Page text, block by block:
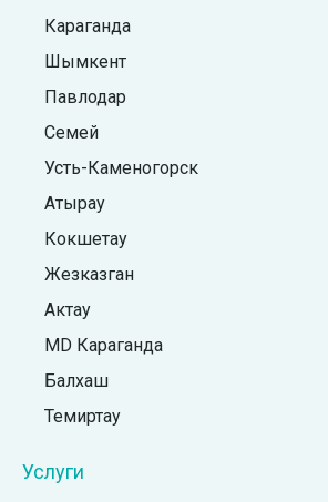
Караганда
Шымкент
Павлодар
Семей
Усть-Каменогорск
Атырау
Кокшетау
Жезказган
Актау
MD Караганда
Балхаш
Темиртау
Услуги